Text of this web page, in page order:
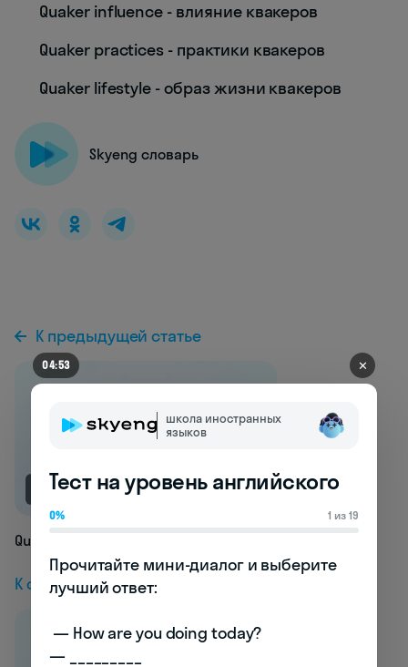
Quaker influence - влияние квакеров
Quaker practices - практики квакеров
Quaker lifestyle - образ жизни квакеров
Skyeng словарь
К предыдущей статье
NEW
Quads
К следующей статье
04:47 ✕
школа иностранных
языков
Тест на уровень английского
0% 1 из 19
Прочитайте мини-диалог и выберите
лучший ответ:
— _________